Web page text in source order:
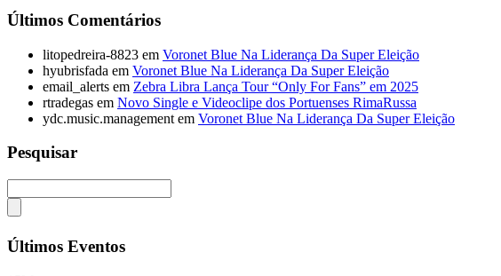
Últimos Comentários
litopedreira-8823 em Voronet Blue Na Liderança Da Super Eleição
hyubrisfada em Voronet Blue Na Liderança Da Super Eleição
email_alerts em Zebra Libra Lança Tour “Only For Fans” em 2025
rtradegas em Novo Single e Videoclipe dos Portuenses RimaRussa
ydc.music.management em Voronet Blue Na Liderança Da Super Eleição
Pesquisar
Últimos Eventos